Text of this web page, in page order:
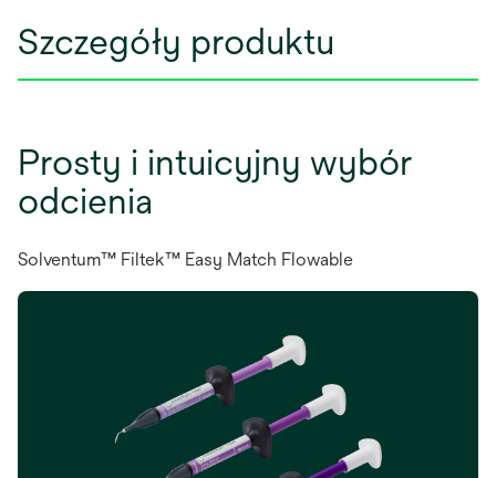
Szczegóły produktu
Prosty i intuicyjny wybór
odcienia
Solventum™ Filtek™ Easy Match Flowable